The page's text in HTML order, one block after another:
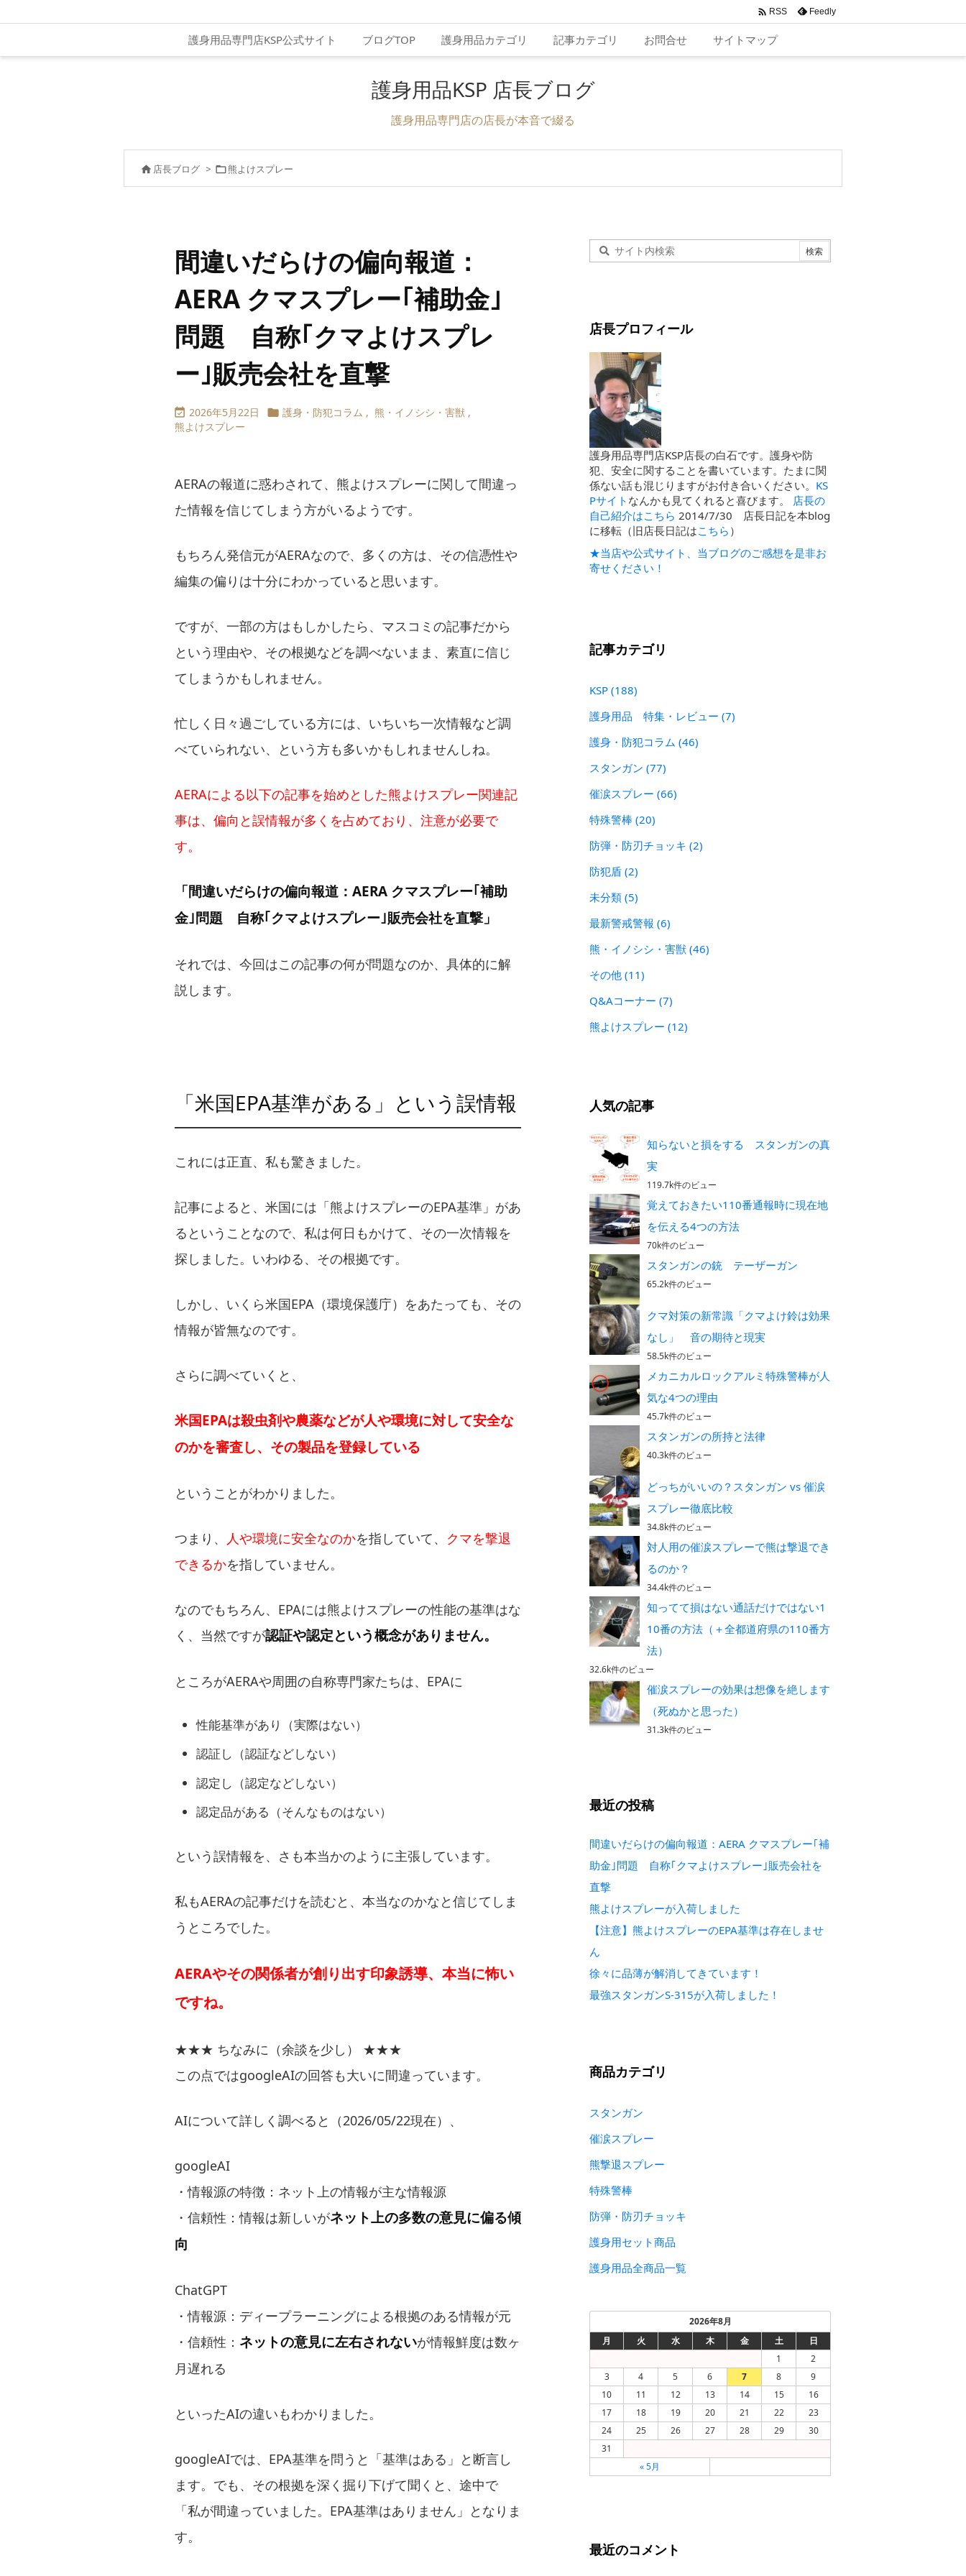
護身用品専門店KSP公式サイト ブログTOP 護身用品カテゴリ 記事カテゴリ お問合せ サイトマップ
 RSS Feedly
護身用品KSP 店長ブログ
護身用品専門店の店長が本音で綴る
 店長ブログ > 熊よけスプレー
間違いだらけの偏向報道：
AERA クマスプレー｢補助金｣
問題 自称｢クマよけスプレ
ー｣販売会社を直撃
 2026年5月22日  護身・防犯コラム , 熊・イノシシ・害獣 ,
熊よけスプレー
AERAの報道に惑わされて、熊よけスプレーに関して間違っ
た情報を信じてしまう方がいるようです。
もちろん発信元がAERAなので、多くの方は、その信憑性や
編集の偏りは十分にわかっていると思います。
ですが、一部の方はもしかしたら、マスコミの記事だから
という理由や、その根拠などを調べないまま、素直に信じ
てしまうかもしれません。
忙しく日々過ごしている方には、いちいち一次情報など調
べていられない、という方も多いかもしれませんしね。
AERAによる以下の記事を始めとした熊よけスプレー関連記
事は、偏向と誤情報が多くを占めており、注意が必要で
す。
「間違いだらけの偏向報道：AERA クマスプレー｢補助
金｣問題 自称｢クマよけスプレー｣販売会社を直撃」
それでは、今回はこの記事の何が問題なのか、具体的に解
説します。
「米国EPA基準がある」という誤情報
これには正直、私も驚きました。
記事によると、米国には「熊よけスプレーのEPA基準」があ
るということなので、私は何日もかけて、その一次情報を
探しました。いわゆる、その根拠です。
しかし、いくら⽶国EPA（環境保護庁）をあたっても、その
情報が皆無なのです。
さらに調べていくと、
米国EPAは殺虫剤や農薬などが人や環境に対して安全な
のかを審査し、その製品を登録している
ということがわかりました。
つまり、 人や環境に安全なのかを指していて、 クマを撃退
できるかを指していません。
なのでもちろん、EPAには熊よけスプレーの性能の基準はな
く、当然ですが認証や認定という概念がありません。
ところがAERAや周囲の自称専門家たちは、EPAに
性能基準があり（実際はない）
認証し（認証などしない）
認定し（認定などしない）
認定品がある（そんなものはない）
という誤情報を、さも本当かのように主張しています。
私もAERAの記事だけを読むと、本当なのかなと信じてしま
うところでした。
AERAやその関係者が創り出す印象誘導、本当に怖い
ですね。
★★★ ちなみに（余談を少し） ★★★
この点ではgoogleAIの回答も大いに間違っています。
AIについて詳しく調べると（2026/05/22現在）、
googleAI
・情報源の特徴：ネット上の情報が主な情報源
・信頼性：情報は新しいがネット上の多数の意見に偏る傾
向
ChatGPT
・情報源：ディープラーニングによる根拠のある情報が元
・信頼性： ネットの意見に左右されないが情報鮮度は数ヶ
月遅れる
といったAIの違いもわかりました。
googleAIでは、EPA基準を問うと「基準はある」と断言し
ます。でも、その根拠を深く掘り下げて聞くと、途中で
「私が間違っていました。EPA基準はありません」となりま
す。
店長プロフィール
護身用品専門店KSP店長の白石です。護身や防
犯、安全に関することを書いています。たまに関
係ない話も混じりますがお付き合いください。 KS
Pサイト なんかも見てくれると喜びます。 店長の
自己紹介はこちら 2014/7/30 店長日記を本blog
に移転（旧店長日記はこちら ）
★当店や公式サイト、当ブログのご感想を是非お
寄せください！
記事カテゴリ
KSP (188)
護身用品 特集・レビュー (7)
護身・防犯コラム (46)
スタンガン (77)
催涙スプレー (66)
特殊警棒 (20)
防弾・防刃チョッキ (2)
防犯盾 (2)
未分類 (5)
最新警戒警報 (6)
熊・イノシシ・害獣 (46)
その他 (11)
Q&Aコーナー (7)
熊よけスプレー (12)
人気の記事
知らないと損をする スタンガンの真
実
119.7k件のビュー
覚えておきたい110番通報時に現在地
を伝える4つの方法
70k件のビュー
スタンガンの銃 テーザーガン
65.2k件のビュー
クマ対策の新常識「クマよけ鈴は効果
なし」 音の期待と現実
58.5k件のビュー
メカニカルロックアルミ特殊警棒が人
気な4つの理由
45.7k件のビュー
スタンガンの所持と法律
40.3k件のビュー
どっちがいいの？スタンガン vs 催涙
スプレー徹底比較
34.8k件のビュー
対人用の催涙スプレーで熊は撃退でき
るのか？
34.4k件のビュー
知ってて損はない通話だけではない1
10番の方法（＋全都道府県の110番方
法）
32.6k件のビュー
催涙スプレーの効果は想像を絶します
（死ぬかと思った）
31.3k件のビュー
最近の投稿
間違いだらけの偏向報道：AERA クマスプレー｢補
助金｣問題 自称｢クマよけスプレー｣販売会社を
直撃
熊よけスプレーが入荷しました
【注意】熊よけスプレーのEPA基準は存在しませ
ん
徐々に品薄が解消してきています！
最強スタンガンS-315が入荷しました！
商品カテゴリ
スタンガン
催涙スプレー
熊撃退スプレー
特殊警棒
防弾・防刃チョッキ
護身用セット商品
護身用品全商品一覧
2026年8月
月
火 水 木 金 土
日
1
2
3
4 5 6 7 8
9
10
11 12 13 14 15
16
17
18 19 20 21 22
23
24
25 26 27 28 29
30
31
« 5月
最近のコメント